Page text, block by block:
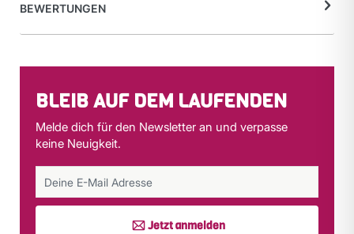
BEWERTUNGEN
BLEIB AUF DEM LAUFENDEN
Melde dich für den Newsletter an und verpasse
keine Neuigkeit.
Jetzt anmelden